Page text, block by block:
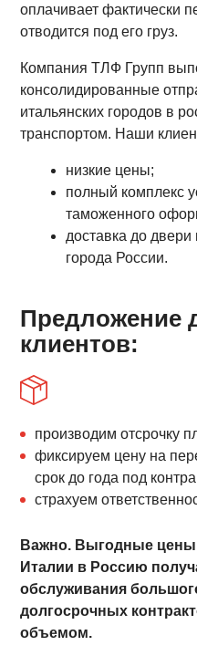
оплачивает фактически
отводится под его груз.
Компания ТЛФ Групп
консолидированные
итальянских городов в
транспортом. Наши
низкие цены;
полный комплекс
таможенного
доставка до
города России.
Предложение
клиентов:
производим отсрочку
фиксируем цену на
срок до года под
страхуем
Важно. Выгодные цены
Италии в Россию
обслуживания
долгосрочных
объемом.